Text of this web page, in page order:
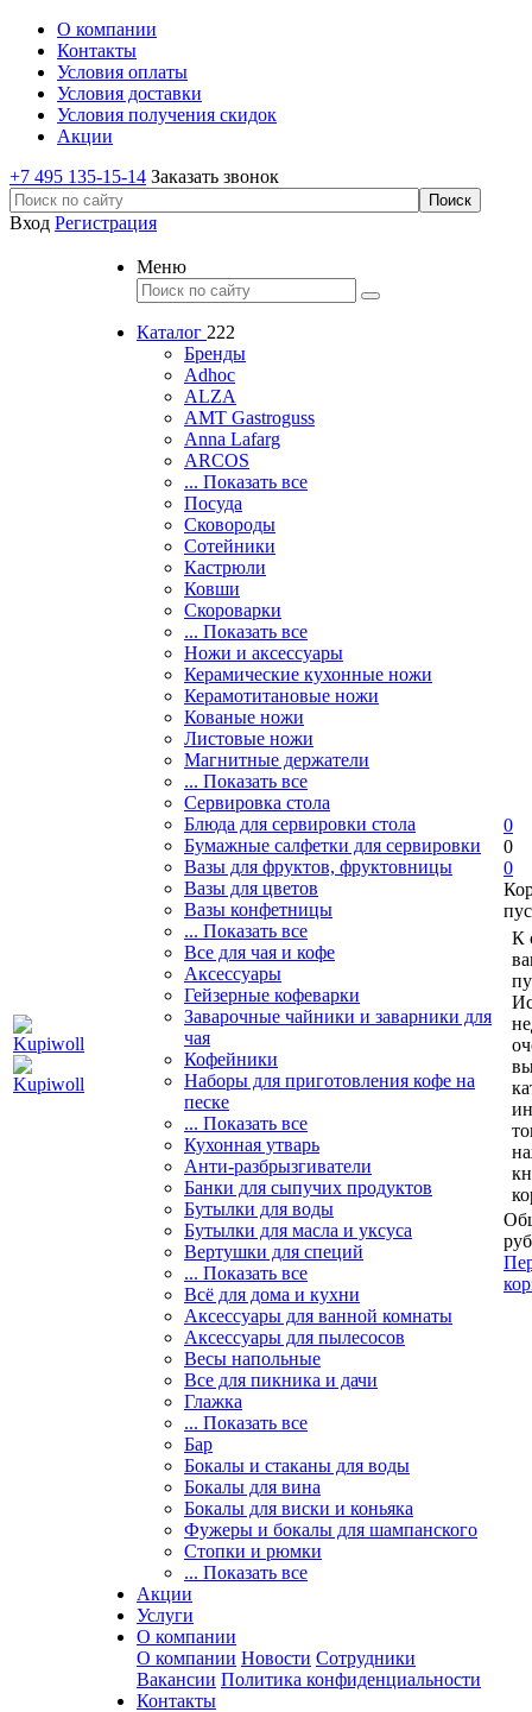
О компании
Контакты
Условия оплаты
Условия доставки
Условия получения скидок
Акции
+7 495 135-15-14 Заказать звонок
Вход Регистрация
Меню
Каталог 222
Бренды
Adhoc
ALZA
AMT Gastroguss
Anna Lafarg
ARCOS
... Показать все
Посуда
Сковороды
Сотейники
Кастрюли
Ковши
Скороварки
... Показать все
Ножи и аксессуары
Керамические кухонные ножи
Керамотитановые ножи
Кованые ножи
Листовые ножи
Магнитные держатели
... Показать все
Сервировка стола
Блюда для сервировки стола
Бумажные салфетки для сервировки
Вазы для фруктов, фруктовницы
Вазы для цветов
Вазы конфетницы
... Показать все
Все для чая и кофе
Аксессуары
Гейзерные кофеварки
Заварочные чайники и заварники для
чая
Кофейники
Наборы для приготовления кофе на
песке
... Показать все
Кухонная утварь
Анти-разбрызгиватели
Банки для сыпучих продуктов
Бутылки для воды
Бутылки для масла и уксуса
Вертушки для специй
... Показать все
Всё для дома и кухни
Аксессуары для ванной комнаты
Аксессуары для пылесосов
Весы напольные
Все для пикника и дачи
Глажка
... Показать все
Бар
Бокалы и стаканы для воды
Бокалы для вина
Бокалы для виски и коньяка
Фужеры и бокалы для шампанского
Стопки и рюмки
... Показать все
Акции
Услуги
О компании
О компании Новости Сотрудники
Вакансии Политика конфиденциальности
Контакты
0
0
0
К